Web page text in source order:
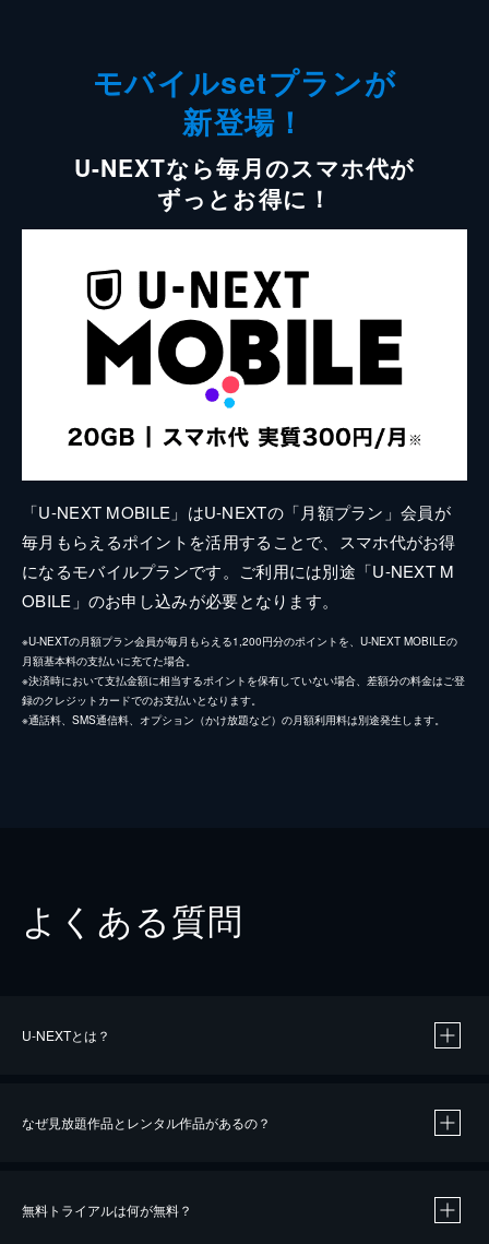
モバイルsetプランが
新登場！
U-NEXTなら毎月のスマホ代が
ずっとお得に！
「U-NEXT MOBILE」はU-NEXTの「月額プラン」会員が
毎月もらえるポイントを活用することで、スマホ代がお得
になるモバイルプランです。ご利用には別途「U-NEXT M
OBILE」のお申し込みが必要となります。
※U-NEXTの月額プラン会員が毎月もらえる1,200円分のポイントを、U-NEXT MOBILEの
月額基本料の支払いに充てた場合。
※決済時において支払金額に相当するポイントを保有していない場合、差額分の料金はご登
録のクレジットカードでのお支払いとなります。
※通話料、SMS通信料、オプション（かけ放題など）の月額利用料は別途発生します。
よくある質問
U-NEXTとは？
なぜ見放題作品とレンタル作品があるの？
無料トライアルは何が無料？